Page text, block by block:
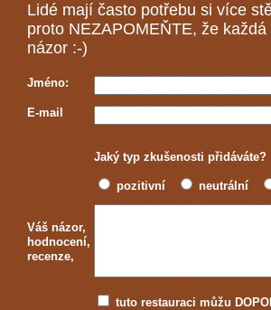
Lidé mají často potřebu si více
proto NEZAPOMEŇTE, že každá
názor :-)
Jméno:
E-mail
Jaký typ zkušenosti přidáváte?
pozitivní neutrální
Váš názor,
hodnocení,
recenze,
tuto restauraci můžu